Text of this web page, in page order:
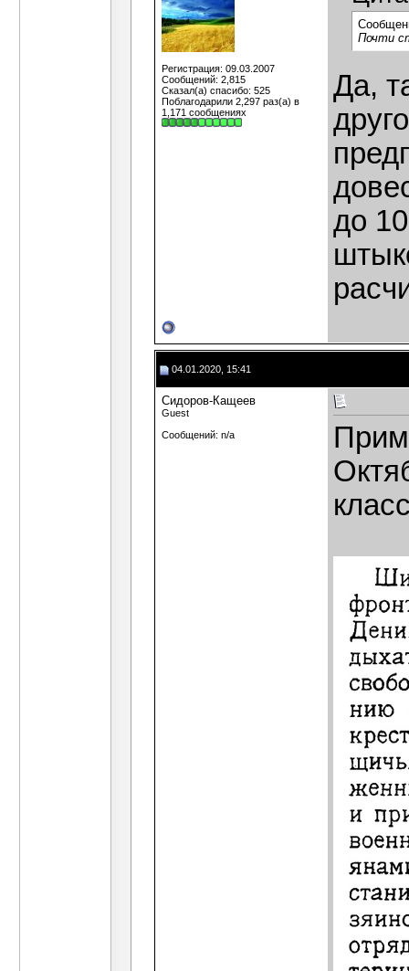
Регистрация: 09.03.2007
Сообщений: 2,815
Сказал(а) спасибо: 525
Поблагодарили 2,297 раз(а) в
1,171 сообщениях
Почти
Да,
до
04.01.2020, 15:41
Сидоров-Кащеев
Guest
Сообщений: n/a